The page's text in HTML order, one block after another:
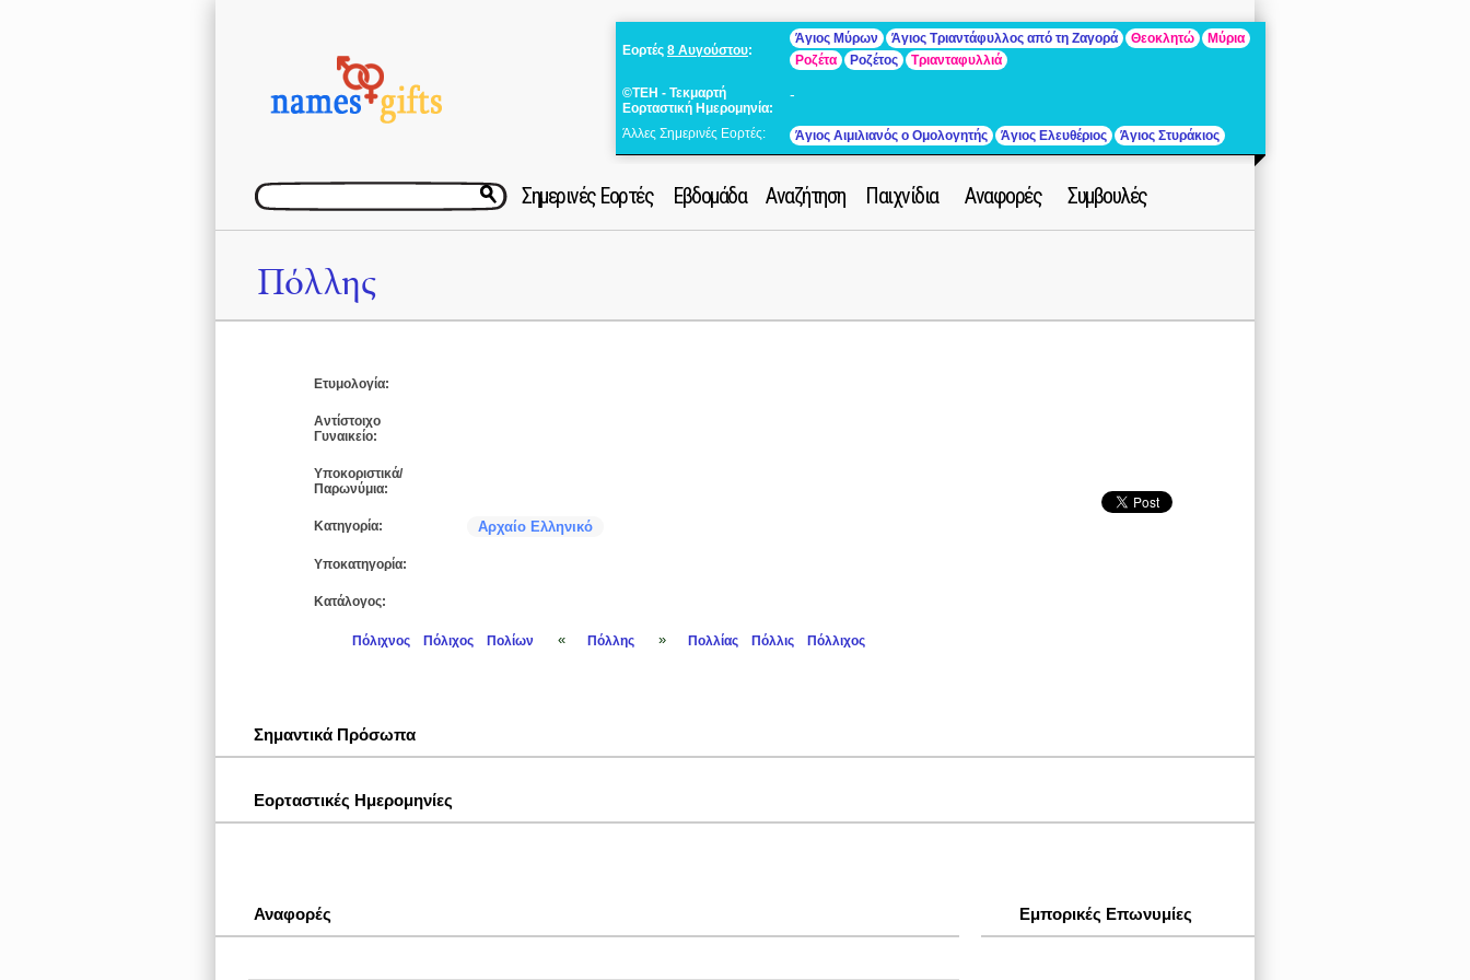
Εορτές 8 Αυγούστου:
Άγιος Μύρων Άγιος Τριαντάφυλλος από τη Ζαγορά Θεοκλητώ
Μύρια
Ροζέτα
Ροζέτος Τριανταφυλλιά
©ΤΕΗ - Τεκμαρτή
Εορταστική Ημερομηνία:
-
Άλλες Σημερινές Εορτές: Άγιος Αιμιλιανός ο Ομολογητής Άγιος Ελευθέριος Άγιος Στυράκιος
Σημερινές Εορτές Εβδομάδα Αναζήτηση Παιχνίδια Αναφορές Συμβουλές
Πόλλης
Ετυμολογία:
Αντίστοιχο
Γυναικείο:
Υποκοριστικά/
Παρωνύμια:
Κατηγορία: Αρχαίο Ελληνικό
Υποκατηγορία:
Κατάλογος:
Πόλιχνος Πόλιχος Πολίων « Πόλλης » Πολλίας Πόλλις Πόλλιχος
Σημαντικά Πρόσωπα
Εορταστικές Ημερομηνίες
Εμπορικές Επωνυμίες
Αναφορές